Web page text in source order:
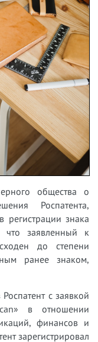
общества о
Роспатента,
регистрации знака
что заявленный к
до степени
ранее знаком,
с заявкой
в отношении
финансов и
зарегистрировал